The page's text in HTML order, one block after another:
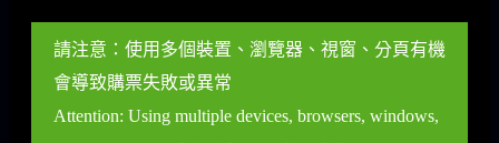
請注意：使用多個裝置、瀏覽器、視窗、分頁有機
會導致購票失敗或異常
Attention: Using multiple devices, browsers, windows,